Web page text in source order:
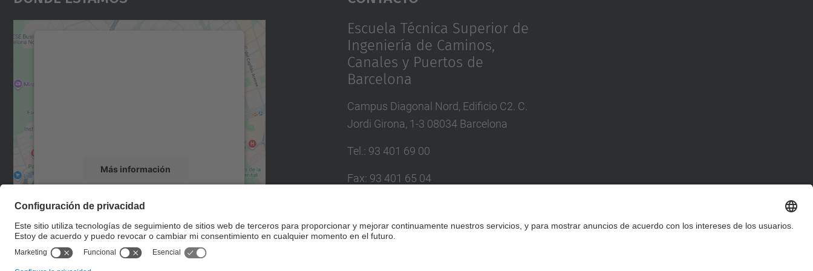
Más información
Aceptar
powered by Usercentrics Consent
Management Platform
Escuela Técnica Superior de
Ingeniería de Caminos,
Canales y Puertos de
Barcelona
Campus Diagonal Nord, Edificio C2. C.
Jordi Girona, 1-3 08034 Barcelona
Tel. : 93 401 69 00
Fax: 93 401 65 04
Formulario de contacto